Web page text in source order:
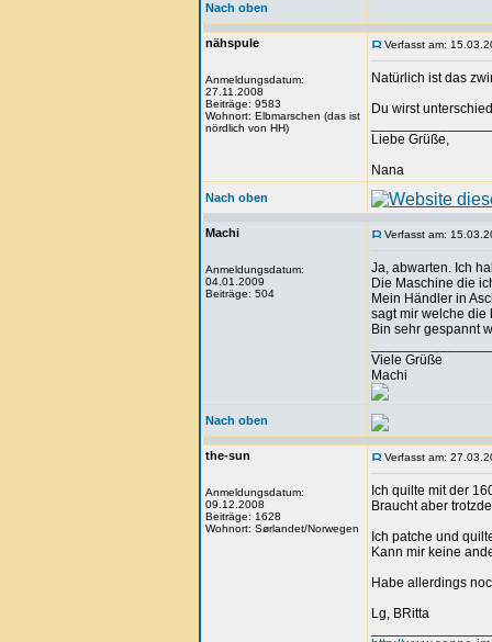
Nach oben
nähspule
Anmeldungsdatum:
27.11.2008
Beiträge: 9583
Wohnort: Elbmarschen (das ist
nördlich von HH)
Verfasst am:
Natürlich ist das
Du wirst
Liebe Grüße,
Nana
Nach oben
Machi
Anmeldungsdatum:
04.01.2009
Beiträge: 504
Verfasst am:
Ja, abwarten. Ich
Die Maschine die
Mein Händler in
sagt mir welche die
Bin sehr gespannt
Viele Grüße
Machi
Nach oben
the-sun
Anmeldungsdatum:
09.12.2008
Beiträge: 1628
Wohnort: Sørlandet/Norwegen
Verfasst am:
Ich quilte mit der
Braucht aber
Ich patche und
Kann mir keine
Habe allerdings
Lg, BRitta